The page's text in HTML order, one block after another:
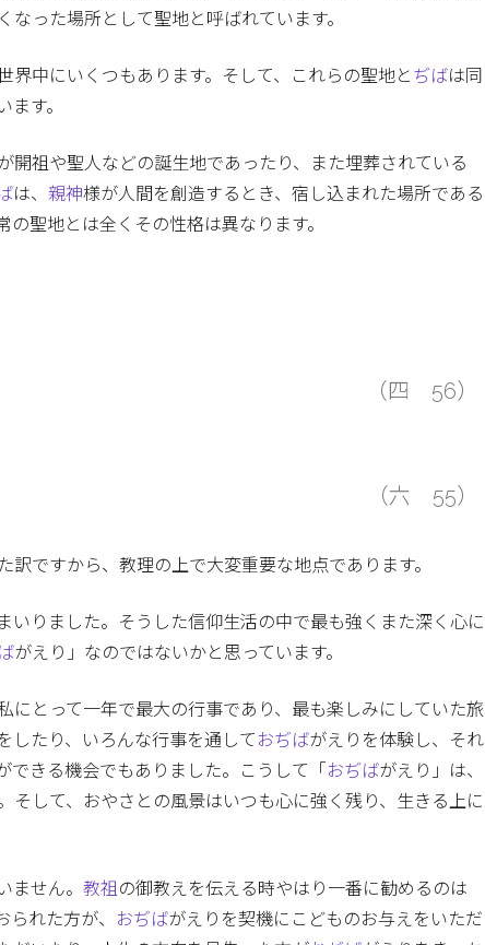
った場所として聖地と呼ばれています。
中にいくつもあります。そして、これらの聖地と ぢばは同
す。
開祖や聖人などの誕生地であったり、また埋葬されている
は、 親神様が人間を創造するとき、宿し込まれた場所である
聖地とは全くその性格は異なります。
（四 56）
（六 55）
ですから、教理の上で大変重要な地点であります。
りました。そうした信仰生活の中で最も強くまた深く心に
がえり」なのではないかと思っています。
にとって一年で最大の行事であり、最も楽しみにしていた旅
したり、いろんな行事を通して おぢばがえりを体験し、それ
きる機会でもありました。こうして「 おぢばがえり」は、
して、おやさとの風景はいつも心に強く残り、生きる上に
ません。 教祖 の御教えを伝える時やはり一番に勧めるのは
れた方が、 おぢばがえりを契機にこどものお与えをいただ